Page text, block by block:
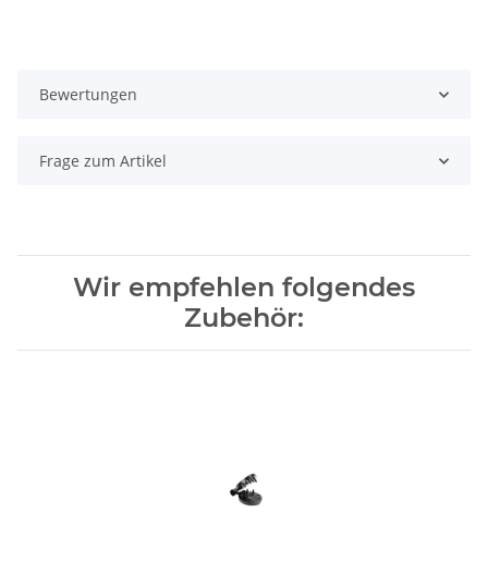
Bewertungen
Frage zum Artikel
Wir empfehlen folgendes
Zubehör: